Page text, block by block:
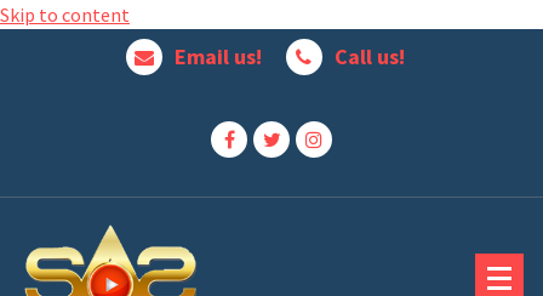
Skip to content
Email us! Call us!